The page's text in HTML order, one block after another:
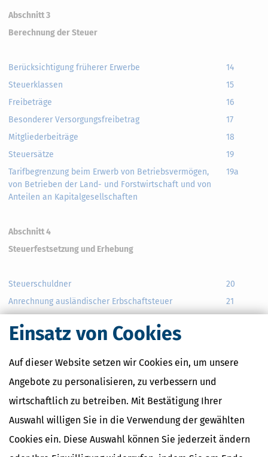
Einsatz von Cookies
Auf dieser Website setzen wir Cookies ein, um unsere
Angebote zu personalisieren, zu verbessern und
wirtschaftlich zu betreiben. Mit Bestätigung Ihrer
Auswahl willigen Sie in die Verwendung der gewählten
Cookies ein. Diese Auswahl können Sie jederzeit ändern
Abschnitt 3
Berechnung der Steuer
Berücksichtigung früherer Erwerbe
14
Steuerklassen
15
Freibeträge
16
Besonderer Versorgungsfreibetrag
17
Mitgliederbeiträge
18
Steuersätze
19
Tarifbegrenzung beim Erwerb von Betriebsvermögen,
von Betrieben der Land- und Forstwirtschaft und von
Anteilen an Kapitalgesellschaften
19a
Abschnitt 4
Steuerfestsetzung und Erhebung
Steuerschuldner
20
Anrechnung ausländischer Erbschaftsteuer
21
Besteuerung von Renten, Nutzungen und Leistungen
Abs. 1 Nr. 4
(weggefallen)
Ermäßigung der Steuer bei Aufhebung einer
Familienstiftung oder Auflösung eines Vereins